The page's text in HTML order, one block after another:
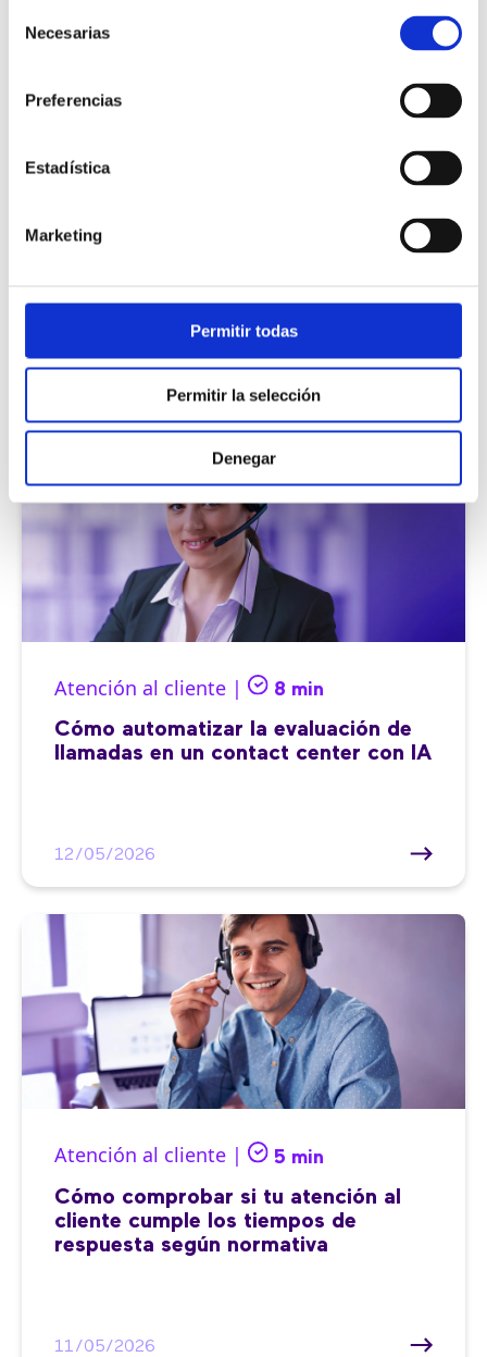
Necesarias
Preferencias
Estadística
Marketing
Permitir todas
Permitir la selección
Denegar
Atención al cliente | 8 min
Cómo automatizar la evaluación de
llamadas en un contact center con IA
12/05/2026
Atención al cliente | 5 min
Cómo comprobar si tu atención al
cliente cumple los tiempos de
respuesta según normativa
11/05/2026